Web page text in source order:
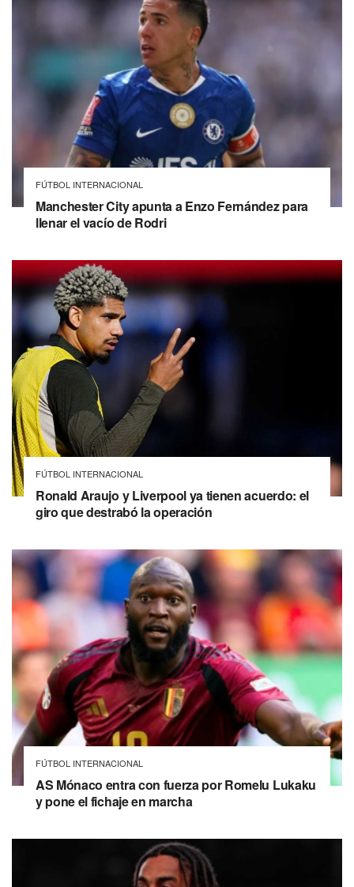
FÚTBOL INTERNACIONAL
Manchester City apunta a Enzo Fernández para
llenar el vacío de Rodri
FÚTBOL INTERNACIONAL
Ronald Araujo y Liverpool ya tienen acuerdo: el
giro que destrabó la operación
FÚTBOL INTERNACIONAL
AS Mónaco entra con fuerza por Romelu Lukaku
y pone el fichaje en marcha